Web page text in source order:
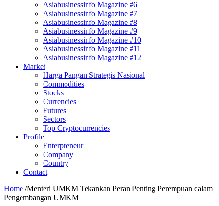
Asiabusinessinfo Magazine #6
Asiabusinessinfo Magazine #7
Asiabusinessinfo Magazine #8
Asiabusinessinfo Magazine #9
Asiabusinessinfo Magazine #10
Asiabusinessinfo Magazine #11
Asiabusinessinfo Magazine #12
Market
Harga Pangan Strategis Nasional
Commodities
Stocks
Currencies
Futures
Sectors
Top Cryptocurrencies
Profile
Enterpreneur
Company
Country
Contact
Home /Menteri UMKM Tekankan Peran Penting Perempuan dalam
Pengembangan UMKM